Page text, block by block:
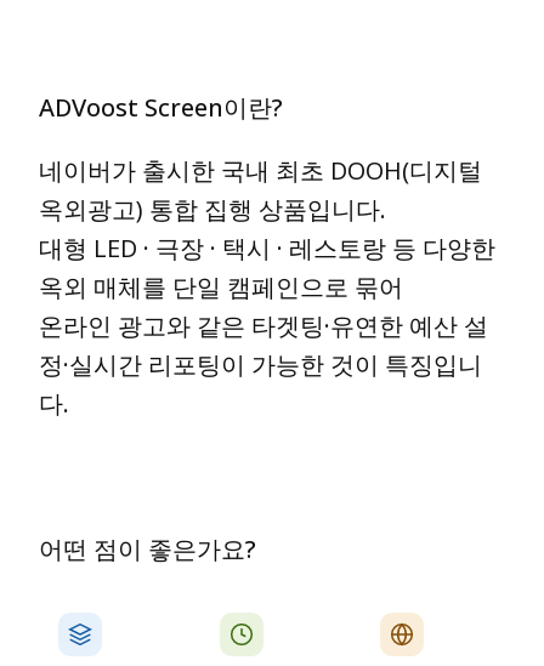
ADVoost Screen이란?
네이버가 출시한 국내 최초 DOOH(디지털
옥외광고) 통합 집행 상품입니다.
대형 LED · 극장 · 택시 · 레스토랑 등 다양한
옥외 매체를 단일 캠페인으로 묶어
온라인 광고와 같은 타겟팅·유연한 예산 설
정·실시간 리포팅이 가능한 것이 특징입니
다.
어떤 점이 좋은가요?